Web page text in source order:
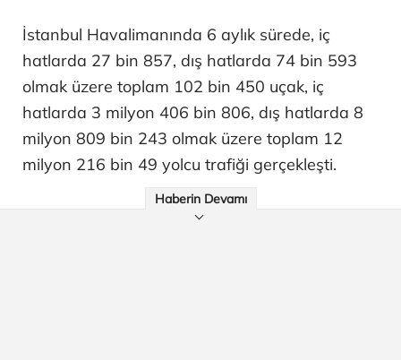
İstanbul Havalimanında 6 aylık sürede, iç
hatlarda 27 bin 857, dış hatlarda 74 bin 593
olmak üzere toplam 102 bin 450 uçak, iç
hatlarda 3 milyon 406 bin 806, dış hatlarda 8
milyon 809 bin 243 olmak üzere toplam 12
milyon 216 bin 49 yolcu trafiği gerçekleşti.
Haberin Devamı